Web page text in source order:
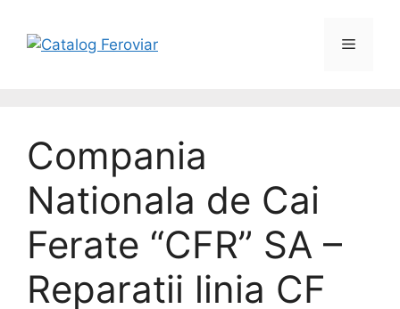
Compania
Nationala de Cai
Ferate “CFR” SA –
Reparatii linia CF